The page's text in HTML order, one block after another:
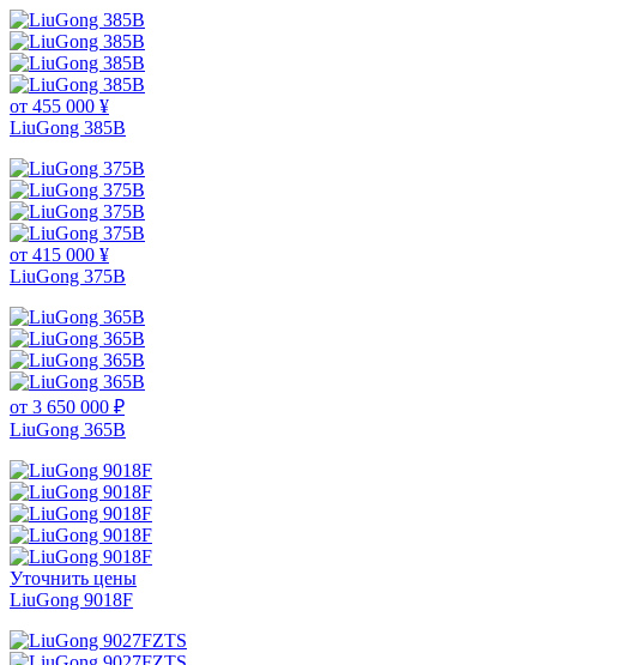
от 455 000 ¥
LiuGong 385B
от 415 000 ¥
LiuGong 375B
от 3 650 000 ₽
LiuGong 365B
Уточнить цены
LiuGong 9018F